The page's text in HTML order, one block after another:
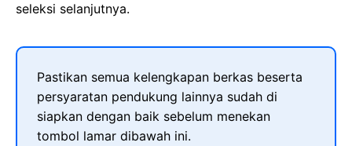
seleksi selanjutnya.
Pastikan semua kelengkapan berkas beserta
persyaratan pendukung lainnya sudah di
siapkan dengan baik sebelum menekan
tombol lamar dibawah ini.